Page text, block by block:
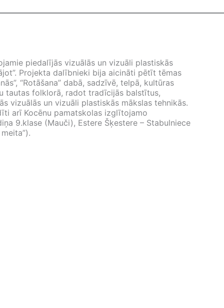
piedalījās vizuālās un vizuāli plastiskās
Projekta dalībnieki bija aicināti pētīt tēmas
“Rotāšana” dabā, sadzīvē, telpā, kultūras
tautas folklorā, radot tradīcijās balstītus,
vizuālās un vizuāli plastiskās mākslas tehnikās.
arī Kocēnu pamatskolas izglītojamo
9.klase (Mauči), Estere Šķestere – Stabulniece